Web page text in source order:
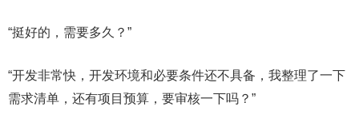
“挺好的，需要多久？”
“开发非常快，开发环境和必要条件还不具备，我整理了一下
需求清单，还有项目预算，要审核一下吗？”